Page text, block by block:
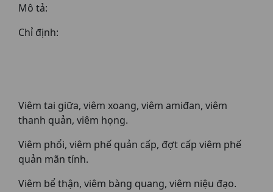
Mô tả:
Chỉ định:
Viêm tai giữa, viêm xoang, viêm amiđan, viêm
thanh quản, viêm họng.
Viêm phổi, viêm phế quản cấp, đợt cấp viêm phế
quản mãn tính.
Viêm bể thận, viêm bàng quang, viêm niệu đạo.